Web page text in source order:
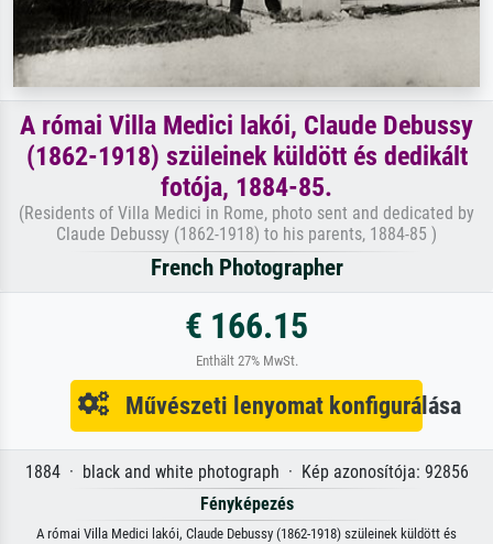
A római Villa Medici lakói, Claude Debussy
(1862-1918) szüleinek küldött és dedikált
fotója, 1884-85.
(Residents of Villa Medici in Rome, photo sent and dedicated by
Claude Debussy (1862-1918) to his parents, 1884-85 )
French Photographer
€ 166.15
Enthält 27% MwSt.
Művészeti lenyomat konfigurálása
1884 · black and white photograph · Kép azonosítója: 92856
Fényképezés
A római Villa Medici lakói, Claude Debussy (1862-1918) szüleinek küldött és